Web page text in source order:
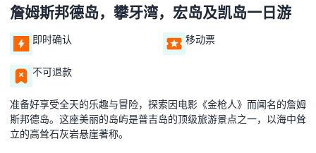
詹姆斯邦德岛，攀牙湾，宏岛及凯岛一日游
即时确认 移动票
不可退款
准备好享受全天的乐趣与冒险，探索因电影《金枪人》而闻名的詹姆
斯邦德岛。这座美丽的岛屿是普吉岛的顶级旅游景点之一，以海中耸
立的高耸石灰岩悬崖著称。